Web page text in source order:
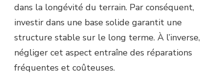
dans la longévité du terrain. Par conséquent,
investir dans une base solide garantit une
structure stable sur le long terme. À l’inverse,
négliger cet aspect entraîne des réparations
fréquentes et coûteuses.